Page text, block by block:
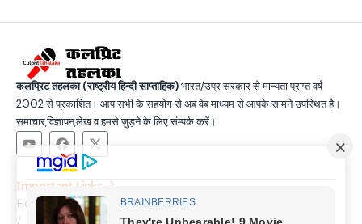
कलप्रिट तहलका (राष्ट्रीय हिन्दी साप्ताहिक)भारत/उप्र सरकार से मान्यता प्राप्त वर्ष
2002 से प्रकाशित। आप सभी के सहयोग से अब वेब माध्यम से आपके सामने उपस्थित है।
समाचार,विज्ञापन,लेख व हमसे जुड़ने के लिए संम्पर्क करें।
Important Links
Home Latest News Contact